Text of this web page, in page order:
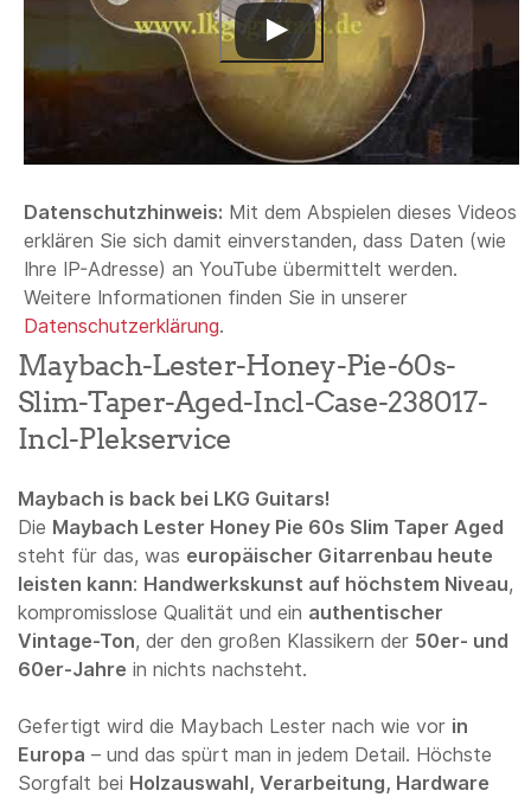
Datenschutzhinweis: Mit dem Abspielen dieses Videos
erklären Sie sich damit einverstanden, dass Daten (wie
Ihre IP-Adresse) an YouTube übermittelt werden.
Weitere Informationen finden Sie in unserer
Datenschutzerklärung.
Maybach-Lester-Honey-Pie-60s-
Slim-Taper-Aged-Incl-Case-238017-
Incl-Plekservice
Maybach is back bei LKG Guitars!
Die Maybach Lester Honey Pie 60s Slim Taper Aged
steht für das, was europäischer Gitarrenbau heute
leisten kann: Handwerkskunst auf höchstem Niveau,
kompromisslose Qualität und ein authentischer
Vintage-Ton, der den großen Klassikern der 50er- und
60er-Jahre in nichts nachsteht.
Gefertigt wird die Maybach Lester nach wie vor in
Europa – und das spürt man in jedem Detail. Höchste
Sorgfalt bei Holzauswahl, Verarbeitung, Hardware